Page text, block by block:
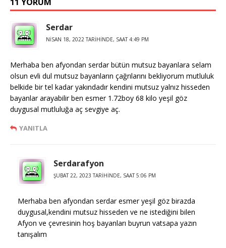
Serdar
NISAN 18, 2022 TARIHINDE, SAAT 4:49 PM
Merhaba ben afyondan serdar bütün mutsuz bayanlara selam
olsun evli dul mutsuz bayanların çağrılarını bekliyorum mutluluk
belkide bir tel kadar yakındadır kendini mutsuz yalnız hisseden
bayanlar arayabilir ben esmer 1.72boy 68 kilo yeşil göz
duygusal mutluluğa aç sevgiye aç.
YANITLA
Serdarafyon
ŞUBAT 22, 2023 TARIHINDE, SAAT 5:06 PM
Merhaba ben afyondan serdar esmer yeşil göz birazda
duygusal,kendini mutsuz hisseden ve ne istediğini bilen
Afyon ve çevresinin hoş bayanları buyrun vatsapa yazın
tanışalım